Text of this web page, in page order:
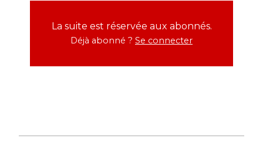
La suite est réservée aux abonnés.
Déjà abonné ? Se connecter